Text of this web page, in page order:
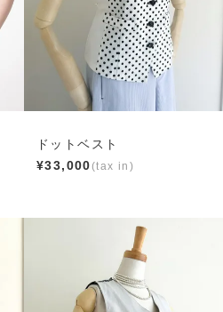
ドットベスト
¥33,000